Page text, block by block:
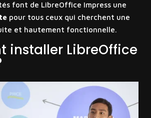
font de LibreOffice Impress une
pour tous ceux qui cherchent une
et hautement fonctionnelle.
installer LibreOffice